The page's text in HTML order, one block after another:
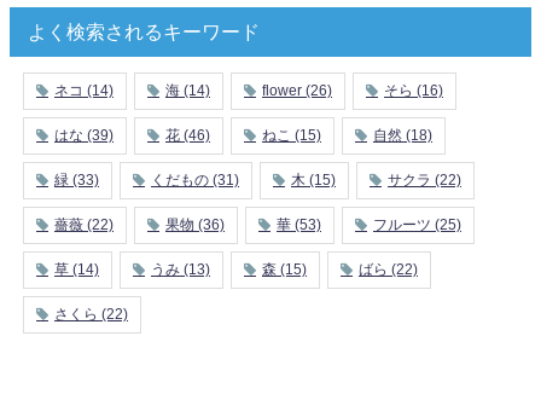
よく検索されるキーワード
ネコ (14) 海 (14) flower (26) そら (16)
はな (39) 花 (46) ねこ (15) 自然 (18)
緑 (33) くだもの (31) 木 (15) サクラ (22)
薔薇 (22) 果物 (36) 華 (53) フルーツ (25)
草 (14) うみ (13) 森 (15) ばら (22)
さくら (22)